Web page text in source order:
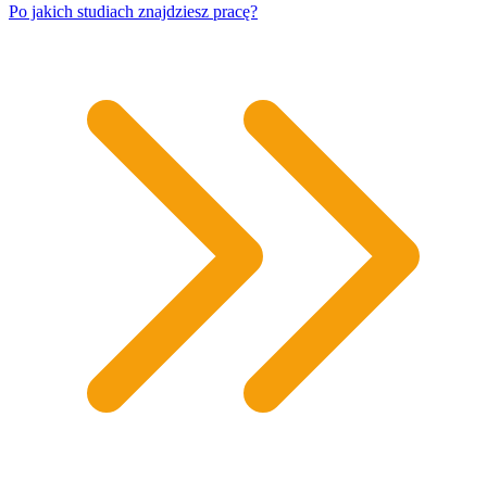
Po jakich studiach znajdziesz pracę?